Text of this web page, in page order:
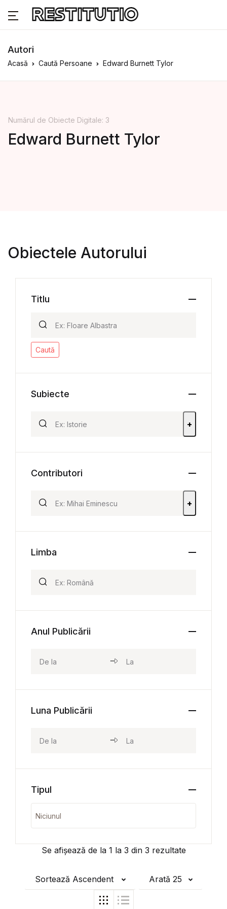
Autori
Acasă Caută Persoane Edward Burnett Tylor
Numărul de Obiecte Digitale: 3
Edward Burnett Tylor
Obiectele Autorului
Se afișează de la 1 la 3 din 3 rezultate
Sortează Ascendent Arată 25
Titlu
Caută
Subiecte
+
Contributori
+
Limba
Anul Publicării
Luna Publicării
Tipul